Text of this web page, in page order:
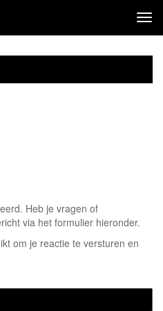
Heb je vragen of
via het formulier hieronder.
om je reactie te versturen en